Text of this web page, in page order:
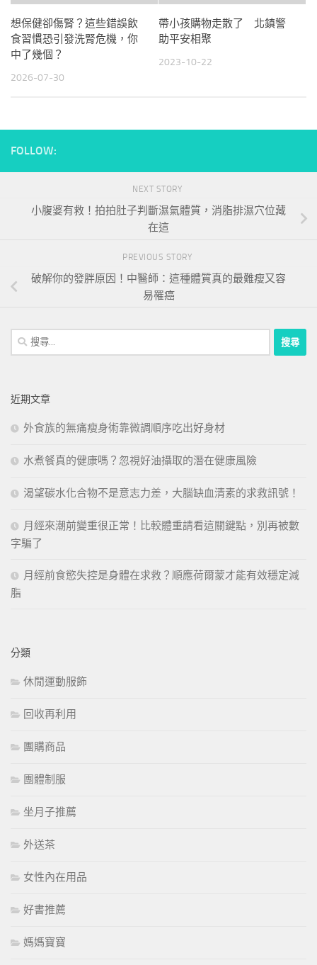
想保健卻傷腎？這些錯誤飲
食習慣恐引發洗腎危機，你
中了幾個？
2026-07-30
帶小孩購物走散了 北鎮警
助平安相聚
2023-10-22
FOLLOW:
NEXT STORY
小腹婆有救！拍拍肚子判斷濕氣體質，消脂排濕穴位藏
在這
PREVIOUS STORY
破解你的發胖原因！中醫師：這種體質真的最難瘦又容
易罹癌
搜
尋
字:
近期文章
外食族的無痛瘦身術靠微調順序吃出好身材
水煮餐真的健康嗎？忽視好油攝取的潛在健康風險
渴望碳水化合物不是意志力差，大腦缺血清素的求救訊號！
月經來潮前變重很正常！比較體重請看這關鍵點，別再被數
字騙了
月經前食慾失控是身體在求救？順應荷爾蒙才能有效穩定減
脂
分類
休閒運動服飾
回收再利用
團購商品
團體制服
坐月子推薦
外送茶
女性內在用品
好書推薦
媽媽寶寶